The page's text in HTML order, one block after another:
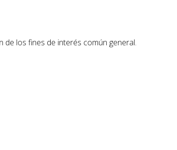
los fines de interés común general.